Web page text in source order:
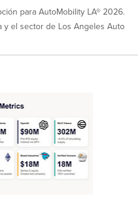
para AutoMobility LA® 2026.
y el sector de Los Angeles Auto